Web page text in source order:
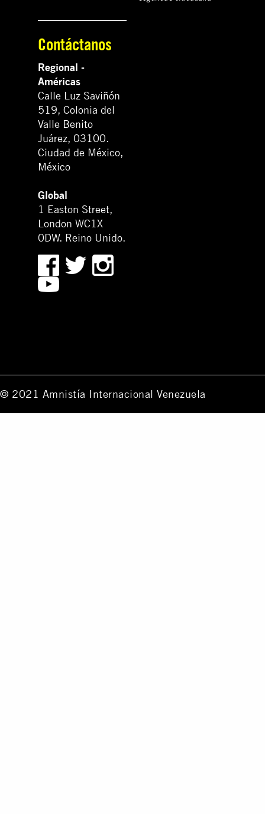
Contáctanos
Regional -
Américas
Calle Luz Saviñón
519, Colonia del
Valle Benito
Juárez, 03100.
Ciudad de México,
México
Global
1 Easton Street,
London WC1X
0DW. Reino Unido.
© 2021 Amnistía Internacional Venezuela